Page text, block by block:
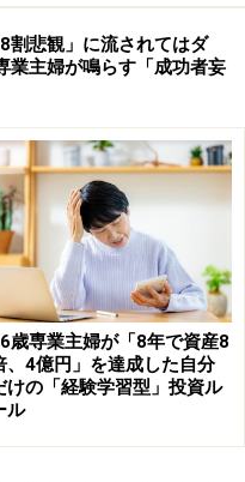
割悲観」に流されてはダ
業主婦が鳴らす「成功者妄
歳専業主婦が「8年で資産8
、4億円」を達成した自分
けの「経験学習型」投資ル
ル